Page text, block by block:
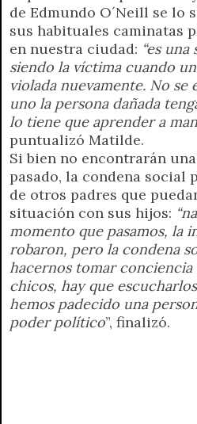
de Edmundo O´Neill se lo
sus habituales caminatas
en nuestra ciudad: “es
siendo la víctima cuando
violada nuevamente. No se
uno la persona dañada
lo tiene que aprender a
puntualizó Matilde.
Si bien no encontrarán
pasado, la condena social
de otros padres que
situación con sus hijos:
momento que pasamos, la
robaron, pero la condena
hacernos tomar
chicos, hay que
hemos padecido una
poder político”, finalizó.